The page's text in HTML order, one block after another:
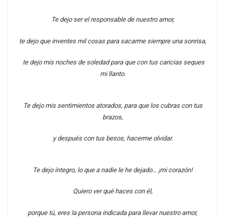
Te dejo ser el responsable de nuestro amor,
te dejo que inventes mil cosas para sacarme siempre una sonrisa,
te dejo mis noches de soledad para que con tus caricias seques
mi llanto.
Te dejo mis sentimientos atorados, para que los cubras con tus
brazos,
y después con tus besos, hacerme olvidar.
Te dejo íntegro, lo que a nadie le he dejado… ¡mi corazón!
Quiero ver qué haces con él,
porque tú, eres la persona indicada para llevar nuestro amor,